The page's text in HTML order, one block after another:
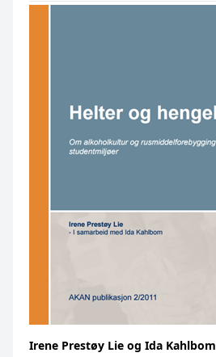
Irene Prestøy Lie og Ida Kahlbom